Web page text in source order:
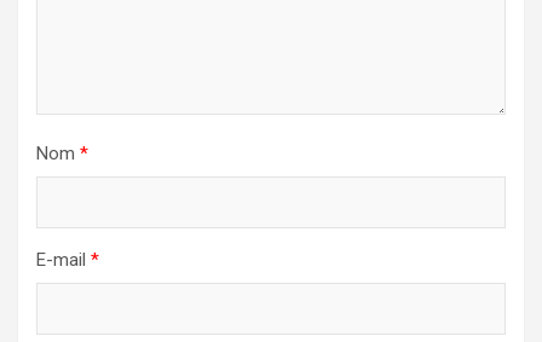
Nom *
E-mail *